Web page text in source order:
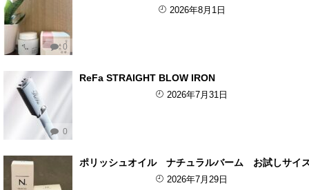
0
2026年8月1日
0
ReFa STRAIGHT BLOW IRON
2026年7月31日
ポリッシュオイル ナチュラルバーム お試しサイ
2026年7月29日